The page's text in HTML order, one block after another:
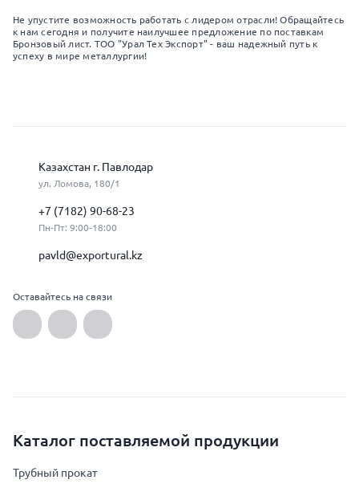
Не упустите возможность работать с лидером отрасли! Обращайтесь
к нам сегодня и получите наилучшее предложение по поставкам
Бронзовый лист. ТОО "Урал Тех Экспорт" - ваш надежный путь к
успеху в мире металлургии!
Казахстан г. Павлодар
ул. Ломова, 180/1
+7 (7182) 90-68-23
Пн-Пт: 9:00-18:00
pavld@exportural.kz
Оставайтесь на связи
Каталог поставляемой продукции
Трубный прокат